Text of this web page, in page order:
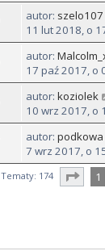
autor: szelo107
11 lut 2018, o
autor:
17 paź 2017, o
autor: koziolek
10 wrz 2017, o
autor: podkowa
7 wrz 2017, o
Tematy: 174 1